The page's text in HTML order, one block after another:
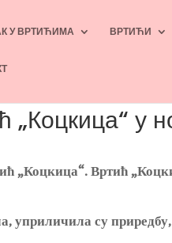
У ВРТИЋИМА ВРТИЋИ
„Коцкица“ у
„Коцкица“. Вртић
уприличила су